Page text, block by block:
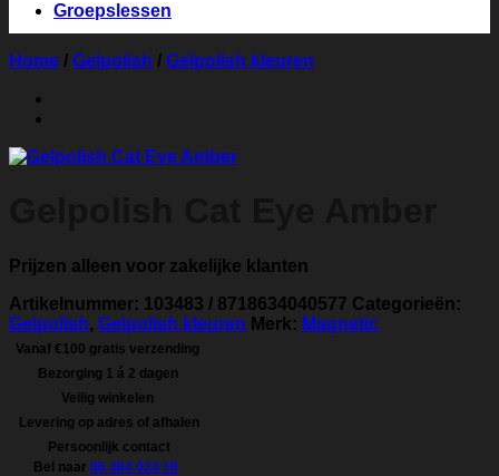
Groepslessen
Home / Gelpolish / Gelpolish kleuren
Prijzen alleen voor zakelijke klanten
Artikelnummer: 103483 / 8718634040577 Categorieën:
Gelpolish, Gelpolish kleuren Merk: Magnetic
Vanaf €100 gratis verzending
Bezorging 1 á 2 dagen
Veilig winkelen
Levering op adres of afhalen
Persoonlijk contact
Bel naar 06 484 024 18